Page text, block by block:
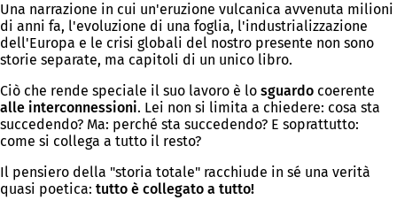
Una narrazione in cui un'eruzione vulcanica avvenuta milioni
di anni fa, l'evoluzione di una foglia, l'industrializzazione
dell'Europa e le crisi globali del nostro presente non sono
storie separate, ma capitoli di un unico libro.
Ciò che rende speciale il suo lavoro è lo sguardo coerente
alle interconnessioni. Lei non si limita a chiedere: cosa sta
succedendo? Ma: perché sta succedendo? E soprattutto:
come si collega a tutto il resto?
Il pensiero della "storia totale" racchiude in sé una verità
quasi poetica: tutto è collegato a tutto!